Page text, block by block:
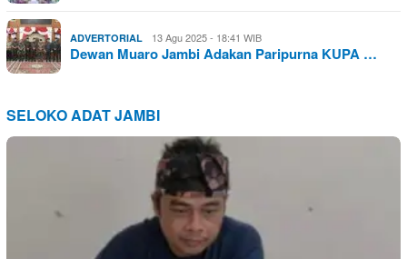
ADVERTORIAL 13 Agu 2025 - 18:41 WIB
Dewan Muaro Jambi Adakan Paripurna KUPA …
SELOKO ADAT JAMBI